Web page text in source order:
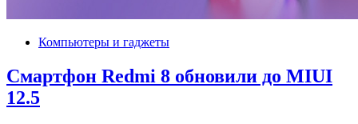
Компьютеры и гаджеты
Смартфон Redmi 8 обновили до MIUI
12.5